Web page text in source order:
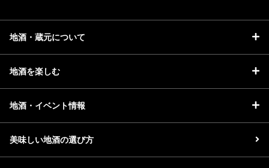
地酒・蔵元について
地酒を楽しむ
地酒・イベント情報
美味しい地酒の選び方